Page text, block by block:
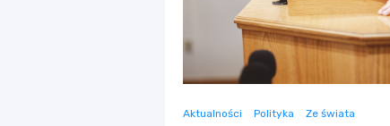
Aktualności Polityka Ze świata